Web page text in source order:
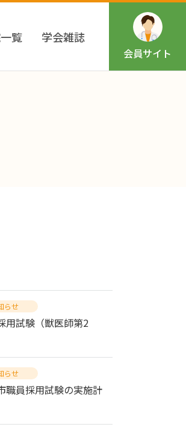
覧 学会雑誌
会員サイト
らせ
用試験（獣医師第2
らせ
職員採用試験の実施計